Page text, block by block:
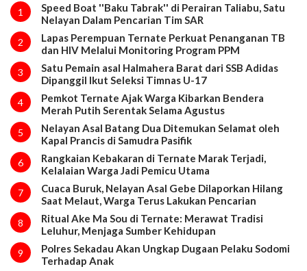
1
Speed Boat ''Baku Tabrak'' di Perairan Taliabu, Satu
Nelayan Dalam Pencarian Tim SAR
2
Lapas Perempuan Ternate Perkuat Penanganan TB
dan HIV Melalui Monitoring Program PPM
3
Satu Pemain asal Halmahera Barat dari SSB Adidas
Dipanggil Ikut Seleksi Timnas U-17
4
Pemkot Ternate Ajak Warga Kibarkan Bendera
Merah Putih Serentak Selama Agustus
5
Nelayan Asal Batang Dua Ditemukan Selamat oleh
Kapal Prancis di Samudra Pasifik
6
Rangkaian Kebakaran di Ternate Marak Terjadi,
Kelalaian Warga Jadi Pemicu Utama
7
Cuaca Buruk, Nelayan Asal Gebe Dilaporkan Hilang
Saat Melaut, Warga Terus Lakukan Pencarian
8
Ritual Ake Ma Sou di Ternate: Merawat Tradisi
Leluhur, Menjaga Sumber Kehidupan
9
Polres Sekadau Akan Ungkap Dugaan Pelaku Sodomi
Terhadap Anak